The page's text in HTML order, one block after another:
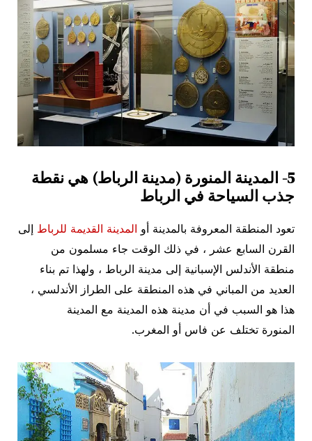
5- المدينة المنورة (مدينة الرباط) هي نقطة
جذب السياحة في الرباط
تعود المنطقة المعروفة بالمدينة أو المدينة القديمة للرباط إلى
القرن السابع عشر ، في ذلك الوقت جاء مسلمون من
منطقة الأندلس الإسبانية إلى مدينة الرباط ، ولهذا تم بناء
العديد من المباني في هذه المنطقة على الطراز الأندلسي ،
هذا هو السبب في أن مدينة هذه المدينة مع المدينة
المنورة تختلف عن فاس أو المغرب.